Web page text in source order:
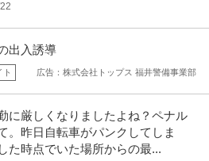
出入誘導
広告：株式会社トップス 福井警備事業部
に厳しくなりましたよね？ペナル
。昨日自転車がパンクしてしま
た時点でいた場所からの最...